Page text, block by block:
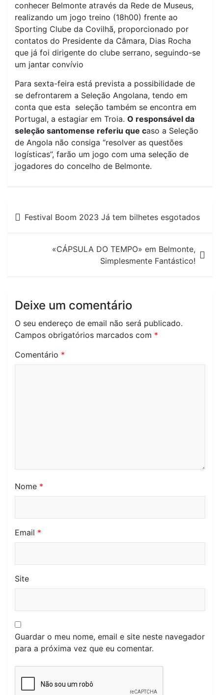
conhecer Belmonte através da Rede de Museus,
realizando um jogo treino (18h00) frente ao
Sporting Clube da Covilhã, proporcionado por
contatos do Presidente da Câmara, Dias Rocha
que já foi dirigente do clube serrano, seguindo-se
um jantar convívio
Para sexta-feira está prevista a possibilidade de
se defrontarem a Seleção Angolana, tendo em
conta que esta seleção também se encontra em
Portugal, a estagiar em Troia. O responsável da
seleção santomense referiu que caso a Seleção
de Angola não consiga “resolver as questões
logísticas”, farão um jogo com uma seleção de
jogadores do concelho de Belmonte.
Navegação
de
artigos
Festival Boom 2023 Já tem bilhetes esgotados
«CÁPSULA DO TEMPO» em Belmonte,
Simplesmente Fantástico!
Deixe um comentário
O seu endereço de email não será publicado.
Campos obrigatórios marcados com *
Comentário *
Nome *
Email *
Site
Guardar o meu nome, email e site neste navegador
para a próxima vez que eu comentar.